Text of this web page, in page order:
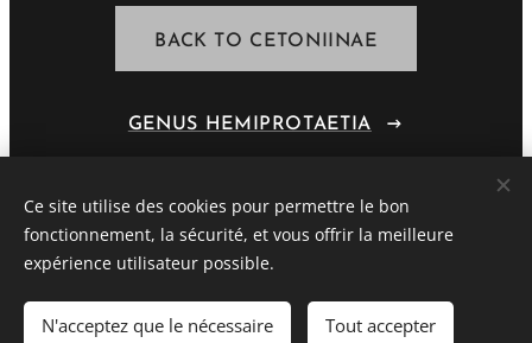
BACK TO CETONIINAE
GENUS HEMIPROTAETIA
STEPHANE VASSEL
Optimized byWebnode Cookies
Ce site utilise des cookies pour permettre le bon
fonctionnement, la sécurité, et vous offrir la meilleure
expérience utilisateur possible.
N'acceptez que le nécessaire Tout accepter